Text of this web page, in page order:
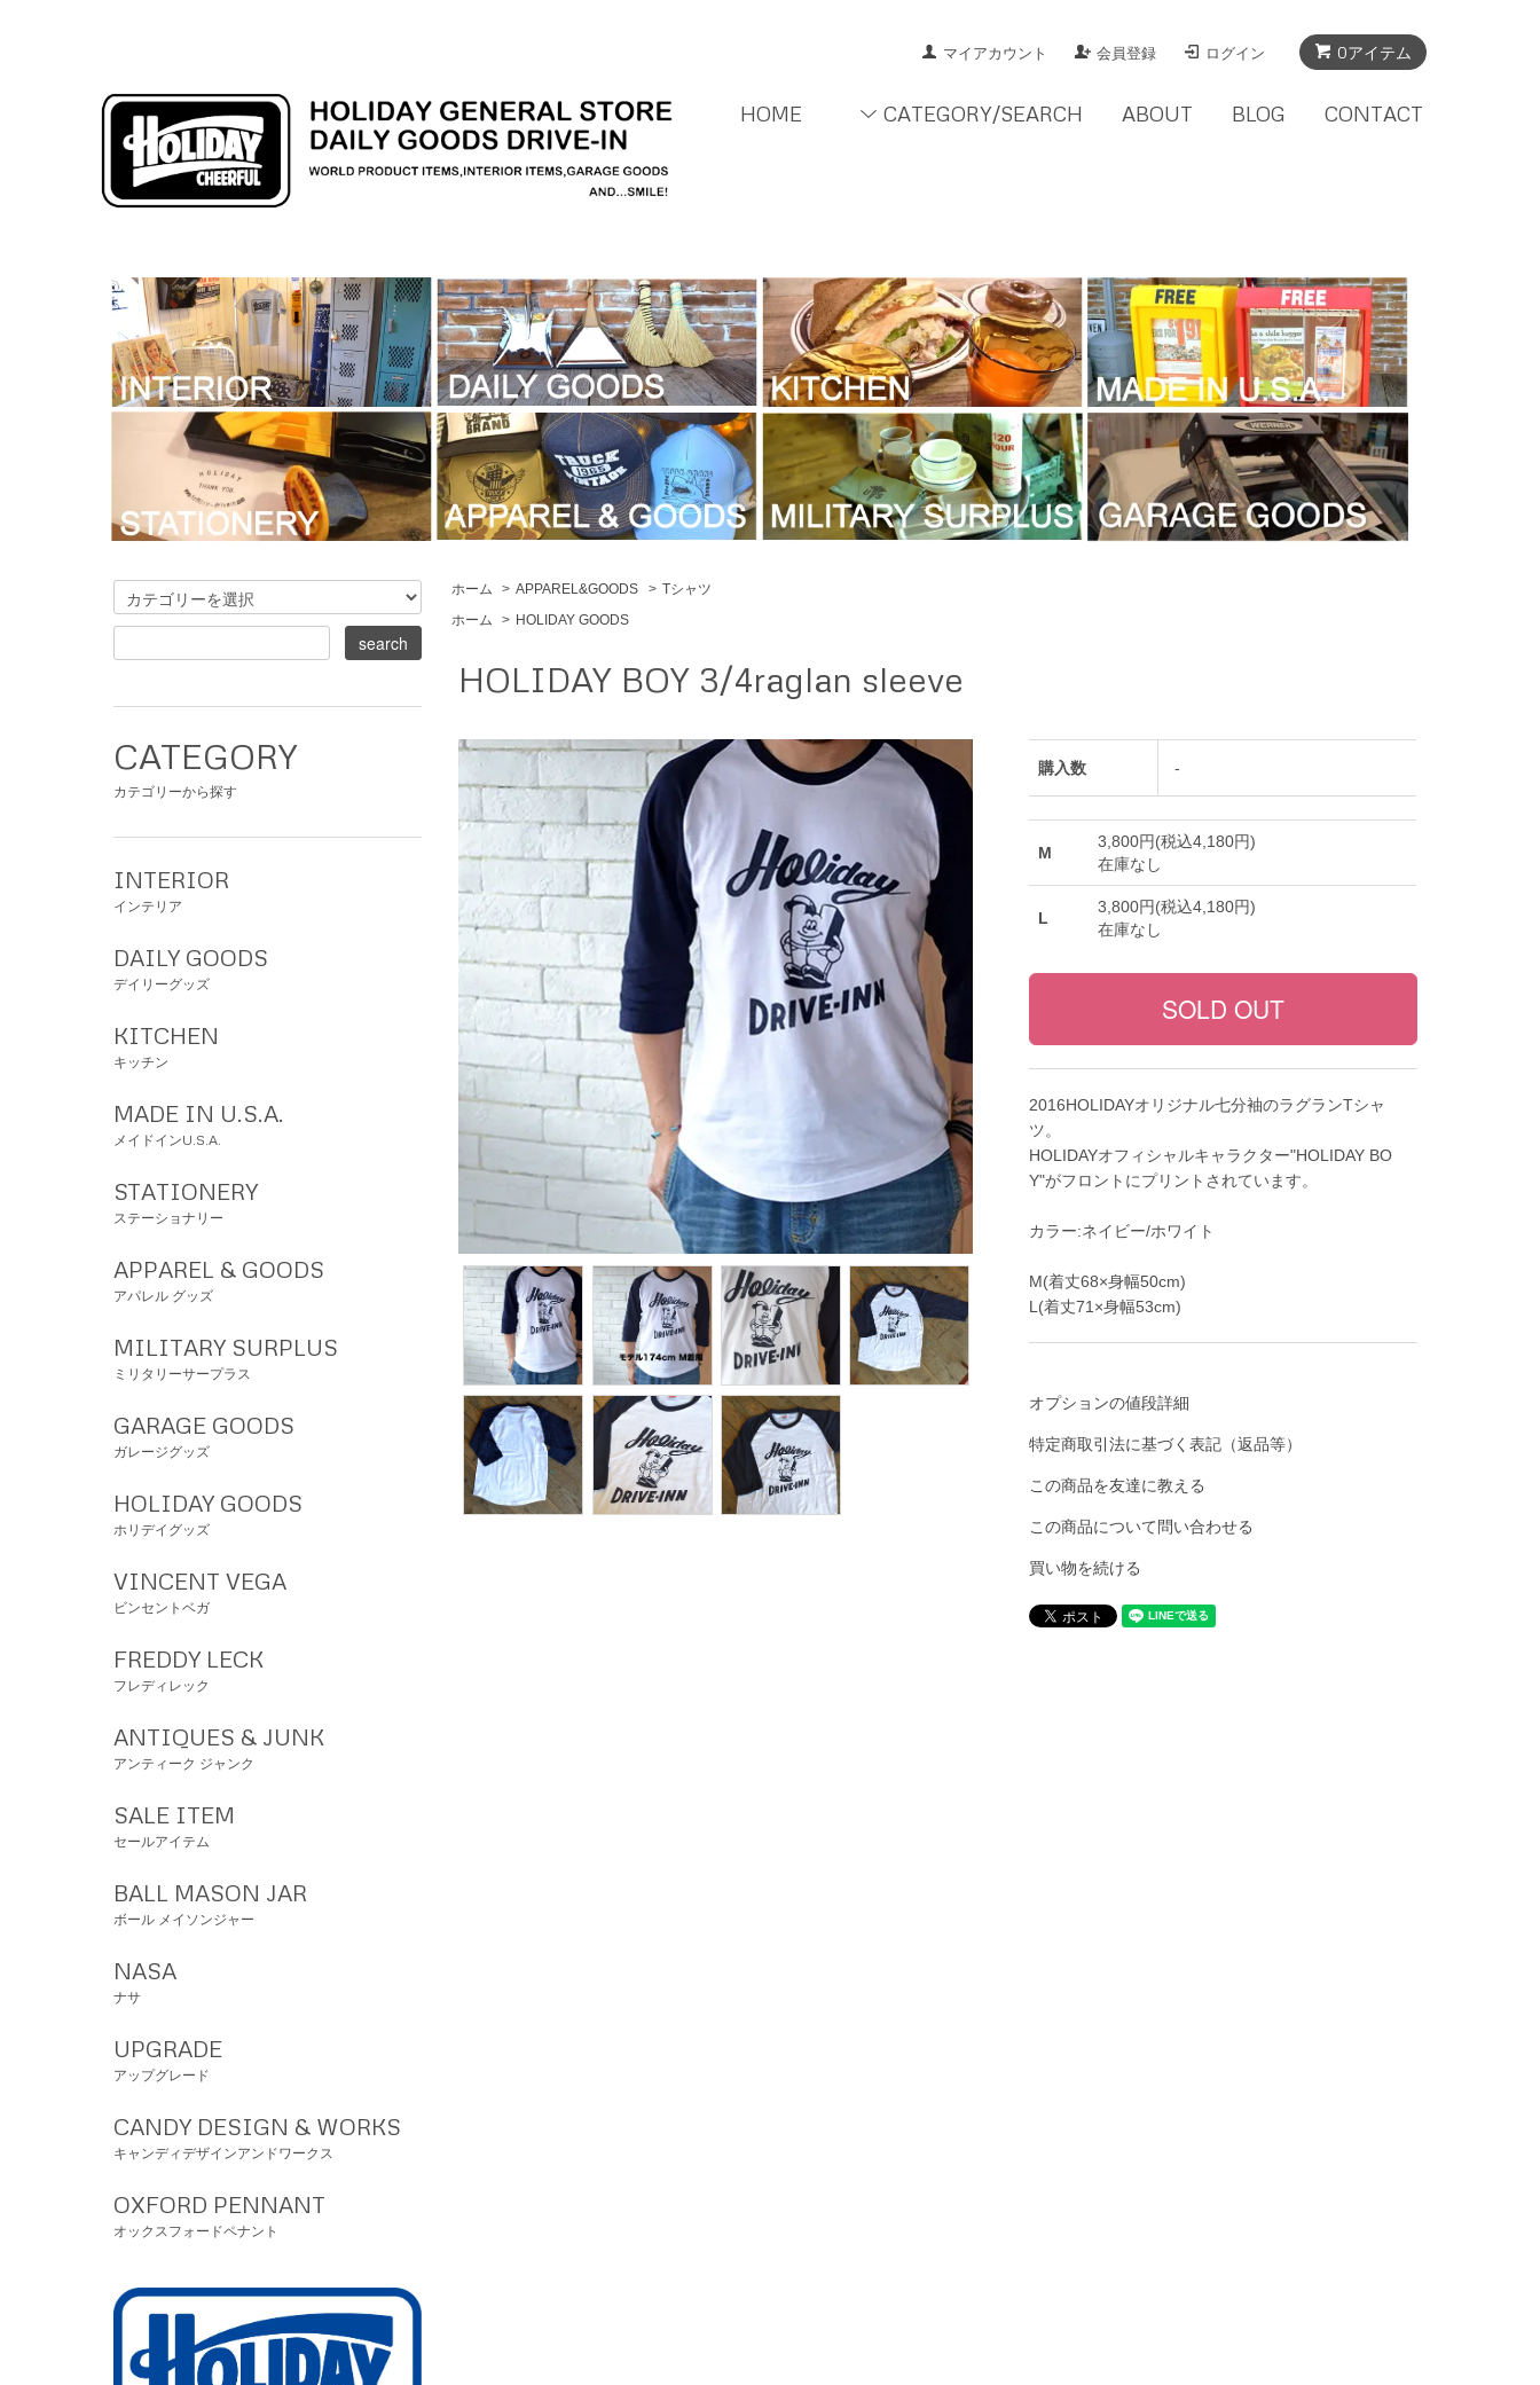
0アイテム
マイアカウント 会員登録 ログイン
HOME CATEGORY/SEARCH ABOUT BLOG CONTACT
ホーム > APPAREL&GOODS > Tシャツ
ホーム
> HOLIDAY GOODS
HOLIDAY BOY 3/4raglan sleeve
購入数 -
M
3,800円(税込4,180円)
在庫なし
L
3,800円(税込4,180円)
在庫なし
2016HOLIDAYオリジナル七分袖のラグランTシャ
ツ。
HOLIDAYオフィシャルキャラクター"HOLIDAY BO
Y"がフロントにプリントされています。
カラー:ネイビー/ホワイト
M(着丈68×身幅50cm)
L(着丈71×身幅53cm)
オプションの値段詳細
特定商取引法に基づく表記（返品等）
この商品を友達に教える
この商品について問い合わせる
買い物を続ける
CATEGORY
カテゴリーから探す
INTERIOR
インテリア
DAILY GOODS
デイリーグッズ
KITCHEN
キッチン
MADE IN U.S.A.
メイドインU.S.A.
STATIONERY
ステーショナリー
APPAREL & GOODS
アパレル グッズ
MILITARY SURPLUS
ミリタリーサープラス
GARAGE GOODS
ガレージグッズ
HOLIDAY GOODS
ホリデイグッズ
VINCENT VEGA
ビンセントベガ
FREDDY LECK
フレディレック
ANTIQUES & JUNK
アンティーク ジャンク
SALE ITEM
セールアイテム
BALL MASON JAR
ボール メイソンジャー
NASA
ナサ
UPGRADE
アップグレード
CANDY DESIGN & WORKS
キャンディデザインアンドワークス
OXFORD PENNANT
オックスフォードペナント